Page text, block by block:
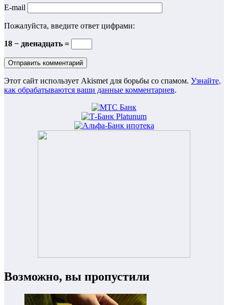
E-mail
Пожалуйста, введите ответ цифрами:
18 − двенадцать =
Этот сайт использует Akismet для борьбы со спамом. Узнайте,
как обрабатываются ваши данные комментариев.
Возможно, вы пропустили